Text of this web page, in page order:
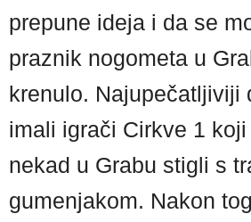
prepune ideja i da se
praznik nogometa u
krenulo. Najupečatljiviji
imali igrači Cirkve 1
nekad u Grabu stigli s
gumenjakom. Nakon